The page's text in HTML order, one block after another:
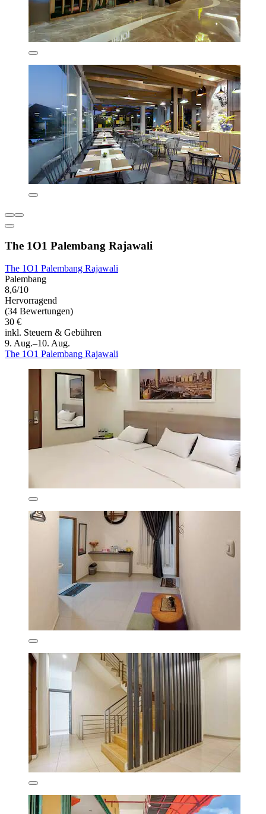
The 1O1 Palembang Rajawali
The 1O1 Palembang Rajawali
Palembang
8,6/10
Hervorragend
(34 Bewertungen)
30 €
inkl. Steuern & Gebühren
9. Aug.–10. Aug.
The 1O1 Palembang Rajawali